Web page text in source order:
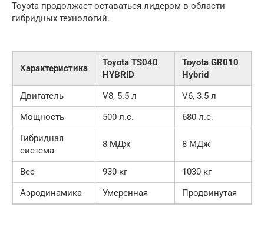
Toyota продолжает оставаться лидером в области
гибридных технологий.
Характеристика
Toyota TS040
HYBRID
Toyota GR010
Hybrid
Двигатель
V8, 5.5 л
V6, 3.5 л
Мощность
500 л.с.
680 л.с.
Гибридная
система
8 МДж 8 МДж
Вес 930 кг
1030 кг
Аэродинамика
Умеренная Продвинутая